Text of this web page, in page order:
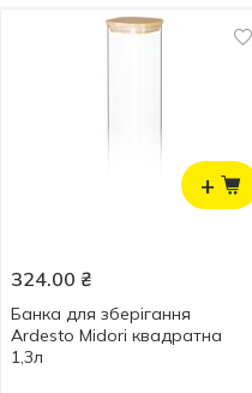
+
324.00 ₴
Банка для зберігання
Ardesto Midori квадратна
1,3л